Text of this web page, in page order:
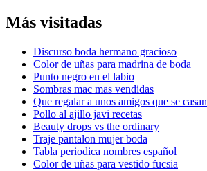
Más visitadas
Discurso boda hermano gracioso
Color de uñas para madrina de boda
Punto negro en el labio
Sombras mac mas vendidas
Que regalar a unos amigos que se casan
Pollo al ajillo javi recetas
Beauty drops vs the ordinary
Traje pantalon mujer boda
Tabla periodica nombres español
Color de uñas para vestido fucsia